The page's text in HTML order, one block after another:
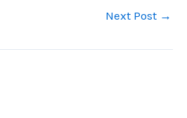
Next Post →